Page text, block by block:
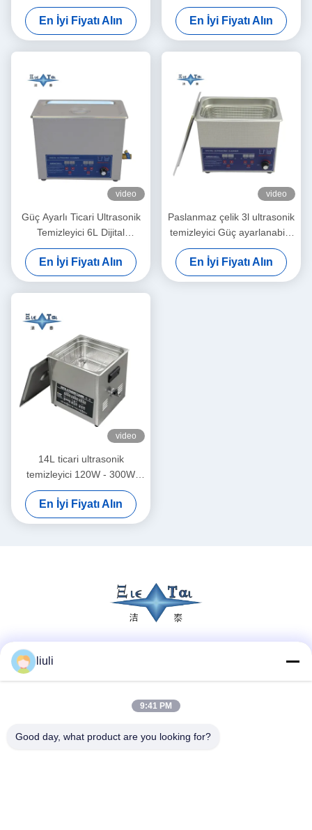
Ultrasonik Temizleme
Makinesi
En İyi Fiyatı Alın
Gözlükler Ultrasonik
Temizleyici
En İyi Fiyatı Alın
video
Güç Ayarlı Ticari Ultrasonik
Temizleyici 6L Dijital
Ultrasonik Temizleyiciler 70W
- 180W
En İyi Fiyatı Alın
video
Paslanmaz çelik 3l ultrasonik
temizleyici Güç ayarlanabilir
Küçük ultrasonik
temizleyiciler Akıllı
En İyi Fiyatı Alın
video
14L ticari ultrasonik
temizleyici 120W - 300W
akıllı ultrasonik temizleyici
En İyi Fiyatı Alın
liuli
9:41 PM
Good day, what product are you looking for?